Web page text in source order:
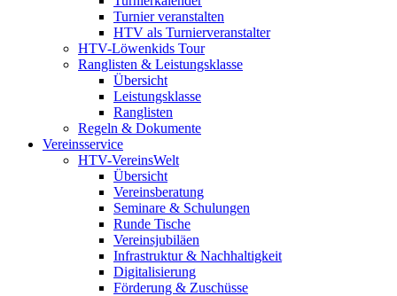
Turnier veranstalten
HTV als Turnierveranstalter
HTV-Löwenkids Tour
Ranglisten & Leistungsklasse
Übersicht
Leistungsklasse
Ranglisten
Regeln & Dokumente
Vereinsservice
HTV-VereinsWelt
Übersicht
Vereinsberatung
Seminare & Schulungen
Runde Tische
Vereinsjubiläen
Infrastruktur & Nachhaltigkeit
Digitalisierung
Förderung & Zuschüsse